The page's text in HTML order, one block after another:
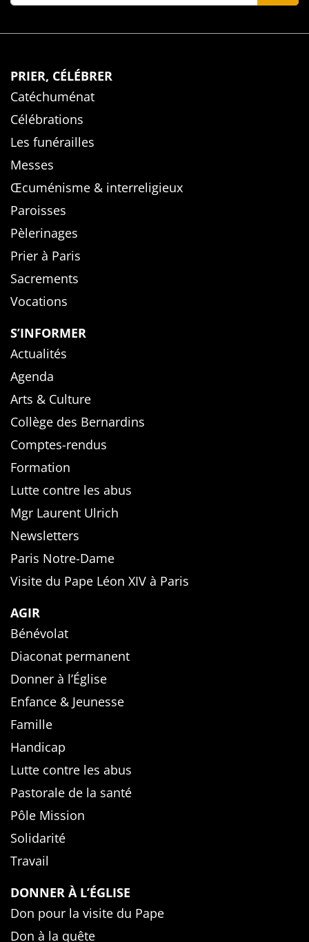
PRIER, CÉLÉBRER
Catéchuménat
Célébrations
Les funérailles
Messes
Œcuménisme & interreligieux
Paroisses
Pèlerinages
Prier à Paris
Sacrements
Vocations
S’INFORMER
Actualités
Agenda
Arts & Culture
Collège des Bernardins
Comptes-rendus
Formation
Lutte contre les abus
Mgr Laurent Ulrich
Newsletters
Paris Notre-Dame
Visite du Pape Léon XIV à Paris
AGIR
Bénévolat
Diaconat permanent
Donner à l’Église
Enfance & Jeunesse
Famille
Handicap
Lutte contre les abus
Pastorale de la santé
Pôle Mission
Solidarité
Travail
DONNER À L’ÉGLISE
Don pour la visite du Pape
Don à la quête